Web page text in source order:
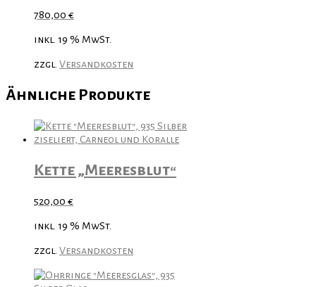
780,00 €
inkl. 19 % MwSt.
zzgl. Versandkosten
Ähnliche Produkte
Kette „Meeresblut“
520,00 €
inkl. 19 % MwSt.
zzgl. Versandkosten